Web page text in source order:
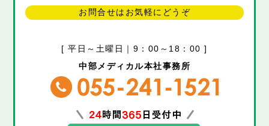
お問合せはお気軽にどうぞ
[ 平日～土曜日｜9：00～18：00 ]
中部メディカル本社事務所